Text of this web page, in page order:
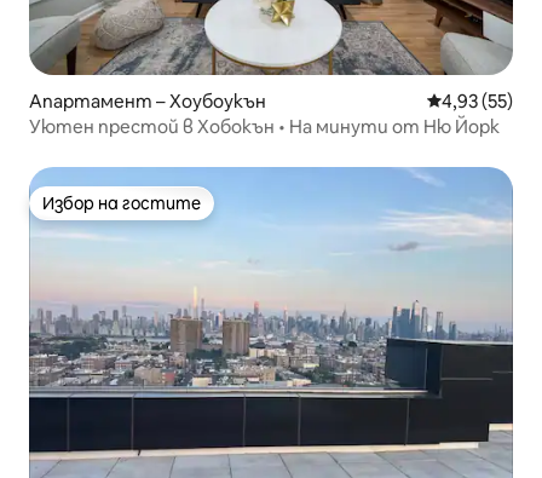
Апартамент – Хоубоукън Средна
4,93 (55)
Уютен престой в Хобокън • На минути от Ню Йорк
Избор на гостите
Избор на гостите